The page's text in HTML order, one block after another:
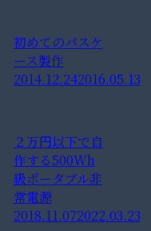
初めてのパスケ
ース製作
2014.12.242016.05.13
２万円以下で自
作する500Wh
級ポータブル非
常電源
2018.11.072022.03.23